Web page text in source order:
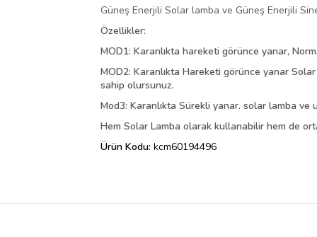
Güneş Enerjili Solar lamba ve Güneş Enerjili
Özellikler:
MOD1: Karanlıkta hareketi görünce yanar,
MOD2: Karanlıkta Hareketi görünce yanar
sahip olursunuz.
Mod3: Karanlıkta Sürekli yanar. solar lamba ve
Hem Solar Lamba olarak kullanabilir hem de
Ürün Kodu: kcm60194496